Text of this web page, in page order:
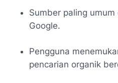
Sumber paling
Google.
Pengguna
pencarian organik